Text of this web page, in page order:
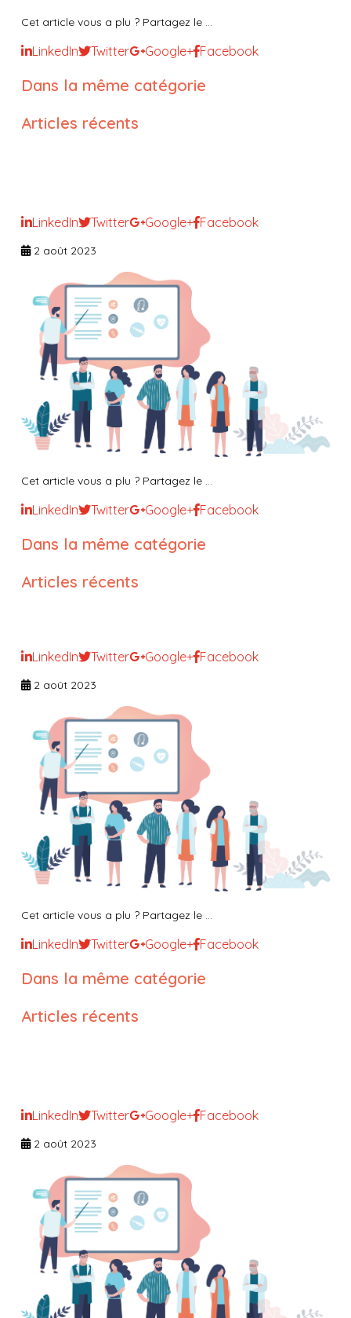
Cet article vous a plu ? Partagez le ...
LinkedIn Twitter Google+ Facebook
Dans la même catégorie
Articles récents
LinkedIn Twitter Google+ Facebook
2 août 2023
Cet article vous a plu ? Partagez le ...
LinkedIn Twitter Google+ Facebook
Dans la même catégorie
Articles récents
LinkedIn Twitter Google+ Facebook
2 août 2023
Cet article vous a plu ? Partagez le ...
LinkedIn Twitter Google+ Facebook
Dans la même catégorie
Articles récents
LinkedIn Twitter Google+ Facebook
2 août 2023